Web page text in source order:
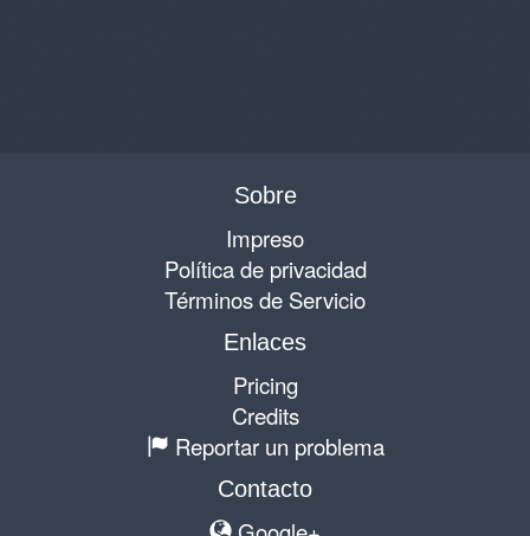
Sobre
Impreso
Política de privacidad
Términos de Servicio
Enlaces
Pricing
Credits
Reportar un problema
Contacto